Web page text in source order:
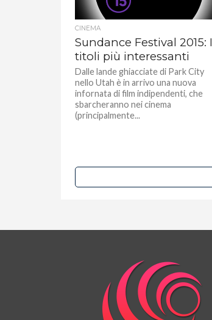
CINEMA
Sundance Festival 2015: I
titoli più interessanti
Dalle lande ghiacciate di Park City
nello Utah è in arrivo una nuova
infornata di film indipendenti, che
sbarcheranno nei cinema
(principalmente...